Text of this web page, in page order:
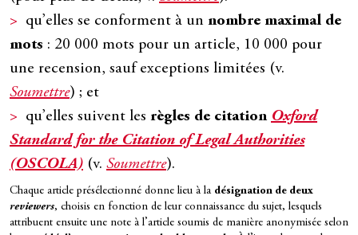
qu’elles se conforment à un nombre maximal de
mots : 20 000 mots pour un article, 10 000 pour
une recension, sauf exceptions limitées (v.
Soumettre) ; et
qu’elles suivent les règles de citation Oxford
Standard for the Citation of Legal Authorities
(OSCOLA) (v. Soumettre).
Chaque article présélectionné donne lieu à la désignation de deux
reviewers, choisis en fonction de leur connaissance du sujet, lesquels
attribuent ensuite une note à l’article soumis de manière anonymisée selon